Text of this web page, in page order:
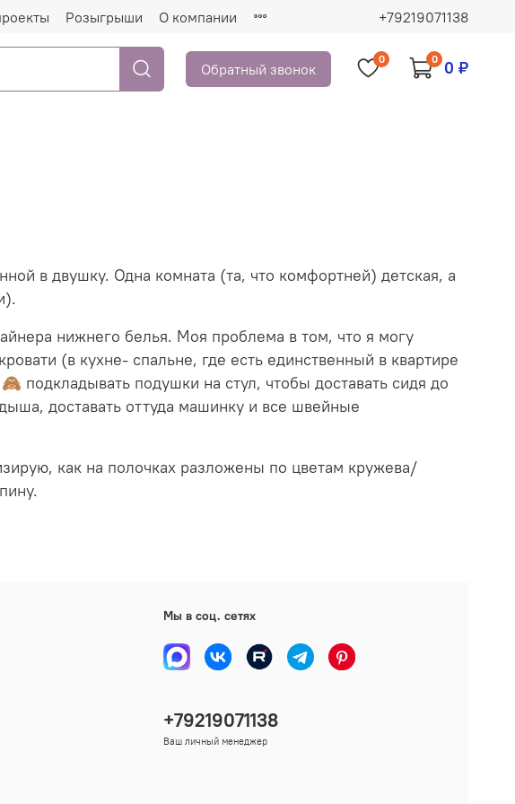
Розыгрыши О компании +79219071138
Обратный звонок
0 0 0 ₽
в двушку. Одна комната (та, что комфортней) детская, а
нижнего белья. Моя проблема в том, что я могу
(в кухне- спальне, где есть единственный в квартире
подкладывать подушки на стул, чтобы доставать сидя до
доставать оттуда машинку и все швейные
как на полочках разложены по цветам кружева/
Мы в соц. сетях
+79219071138
Ваш личный менеджер